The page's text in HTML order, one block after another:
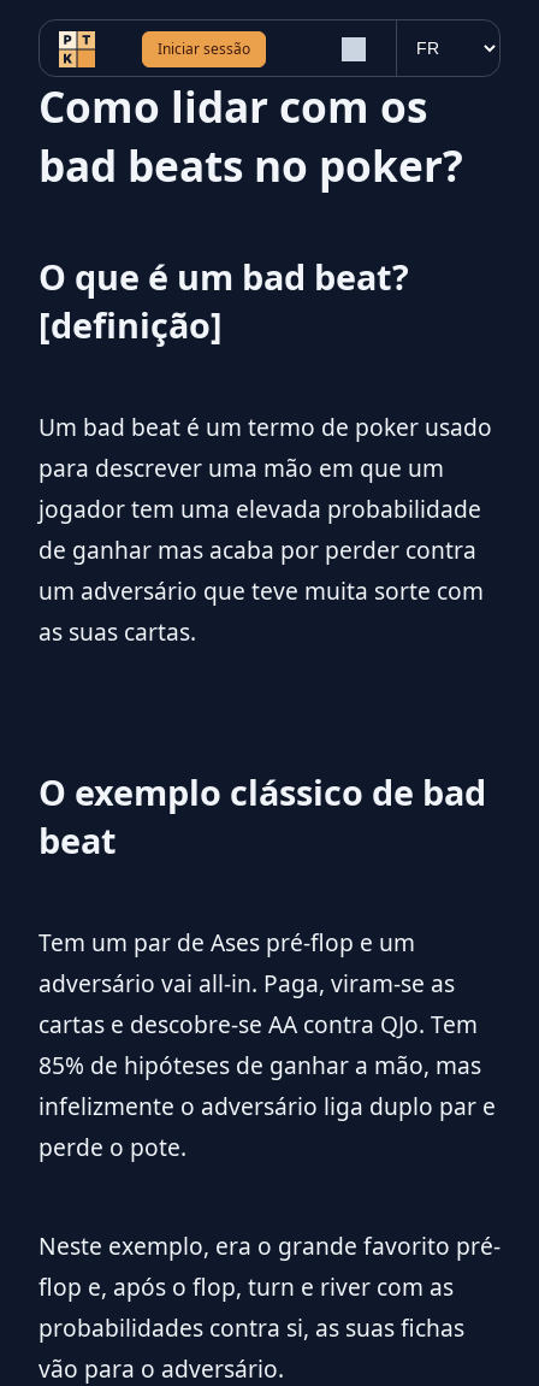
Iniciar sessão
Como lidar com os
bad beats no poker?
O que é um bad beat?
[definição]
Um bad beat é um termo de poker usado
para descrever uma mão em que um
jogador tem uma elevada probabilidade
de ganhar mas acaba por perder contra
um adversário que teve muita sorte com
as suas cartas.
O exemplo clássico de bad
beat
Tem um par de Ases pré-flop e um
adversário vai all-in. Paga, viram-se as
cartas e descobre-se AA contra QJo. Tem
85% de hipóteses de ganhar a mão, mas
infelizmente o adversário liga duplo par e
perde o pote.
Neste exemplo, era o grande favorito pré-
flop e, após o flop, turn e river com as
probabilidades contra si, as suas fichas
vão para o adversário.